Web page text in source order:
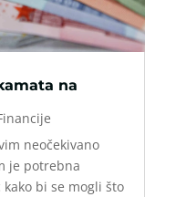
na
neočekivano
je potrebna
bi se mogli što